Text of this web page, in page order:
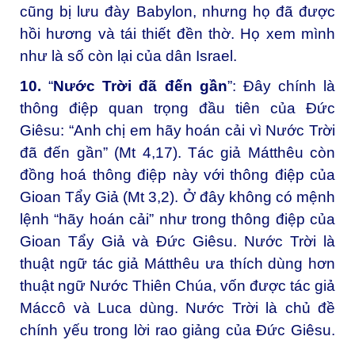
cũng bị lưu đày Babylon, nhưng họ đã được
hồi hương và tái thiết đền thờ. Họ xem mình
như là số còn lại của dân Israel.
10.“Nước Trời đã đến gần”: Đây chính là
thông điệp quan trọng đầu tiên của Đức
Giêsu: “Anh chị em hãy hoán cải vì Nước Trời
đã đến gần” (Mt 4,17). Tác giả Mátthêu còn
đồng hoá thông điệp này với thông điệp của
Gioan Tẩy Giả (Mt 3,2). Ở đây không có mệnh
lệnh “hãy hoán cải” như trong thông điệp của
Gioan Tẩy Giả và Đức Giêsu. Nước Trời là
thuật ngữ tác giả Mátthêu ưa thích dùng hơn
thuật ngữ Nước Thiên Chúa, vốn được tác giả
Máccô và Luca dùng. Nước Trời là chủ đề
chính yếu trong lời rao giảng của Đức Giêsu.